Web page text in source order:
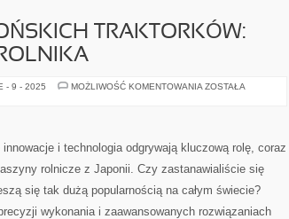
TRAKTORKÓW:
- 9 - 2025 MOŻLIWOŚĆ KOMENTOWANIA ODKRYJ
ROLNIKA
ZOSTAŁA
i technologia odgrywają kluczową rolę, coraz
rolnicze z Japonii. Czy zastanawialiście się
się tak dużą popularnością na całym świecie?
wykonania i zaawansowanych rozwiązaniach